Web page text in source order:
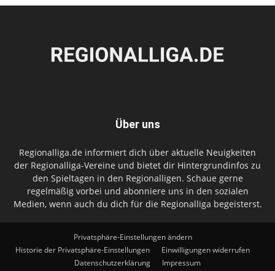
Über uns
Regionalliga.de informiert dich über aktuelle Neuigkeiten
der Regionalliga-Vereine und bietet dir Hintergrundinfos zu
den Spieltagen in den Regionalligen. Schaue gerne
regelmäßig vorbei und abonniere uns in den sozialen
Medien, wenn auch du dich für die Regionalliga begeisterst.
Privatsphäre-Einstellungen ändern
Historie der Privatsphäre-Einstellungen
Einwilligungen widerrufen
Datenschutzerklärung
Impressum